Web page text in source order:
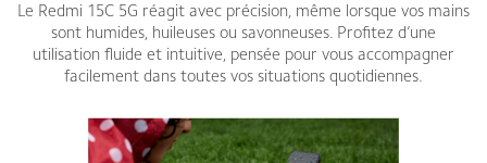
Le Redmi 15C 5G réagit avec précision, même lorsque vos mains
sont humides, huileuses ou savonneuses. Profitez d’une
utilisation fluide et intuitive, pensée pour vous accompagner
facilement dans toutes vos situations quotidiennes.